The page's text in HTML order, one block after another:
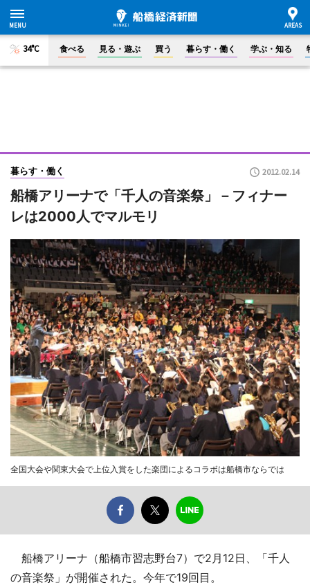
34°C 食べる 見る・遊ぶ 買う 暮らす・働く 学ぶ・知る
暮らす・働く 2012.02.14
船橋アリーナで「千人の音楽祭」－フィナー
レは2000人でマルモリ
全国大会や関東大会で上位入賞をした楽団によるコラボは船橋市ならでは
船橋アリーナ（船橋市習志野台7）で2月12日、「千人
の音楽祭」が開催された。今年で19回目。